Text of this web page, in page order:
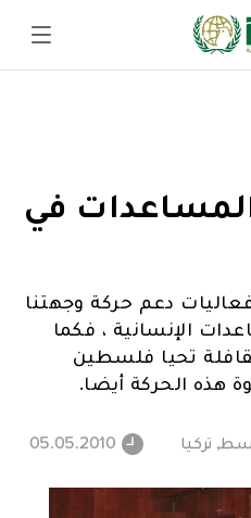
في
دعم حركة وجهتنا
الإنسانية ، فكما
تحيا فلسطين
هذه الحركة أيضا.
, تركيا 05.05.2010